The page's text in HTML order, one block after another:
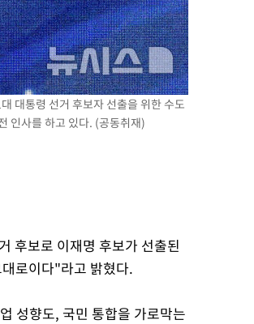
대통령 선거 후보자 선출을 위한 수도
인사를 하고 있다. (공동취재)
후보로 이재명 후보가 선출된
로이다"라고 밝혔다.
성향도, 국민 통합을 가로막는